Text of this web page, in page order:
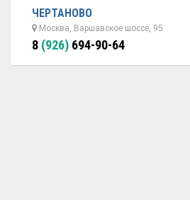
ЧЕРТАНОВО
Москва, Варшавское шоссе, 95
8 (926) 694-90-64